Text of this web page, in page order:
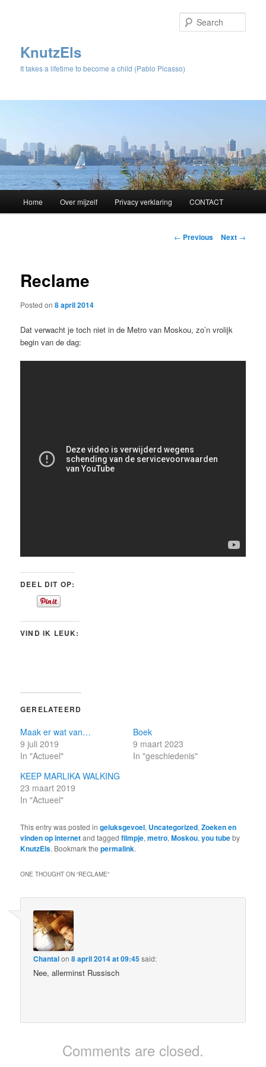
KnutzEls
It takes a lifetime to become a child (Pablo Picasso)
Skip
content
Home Over mijzelf Privacy verklaring CONTACT
Post
← Previous Next →
Reclame
Posted on8 april 2014
Dat verwacht je toch niet in de Metro van Moskou, zo’n vrolijk
begin van de dag:
DEEL DIT OP:
VIND IK LEUK:
GERELATEERD
Maak er wat van…
9 juli 2019
In "Actueel"
Boek
9 maart 2023
In "geschiedenis"
KEEP MARLIKA WALKING
23 maart 2019
In "Actueel"
This entry was posted ingeluksgevoel, Uncategorized,Zoeken en
vinden op internetand taggedfilmpje,metro,Moskou,you tubeby
KnutzEls. Bookmark thepermalink.
ONE THOUGHT ON “RECLAME”
Chantalon8 april 2014 at 09:45said:
Nee, allerminst Russisch
Comments are closed.